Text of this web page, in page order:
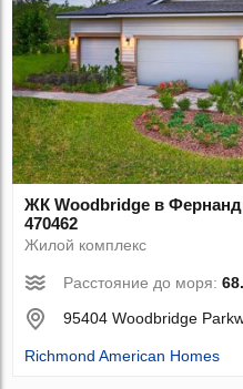
ЖК Woodbridge в
470462
Жилой комплекс
Расстояние до моря:
95404 Woodbridge
Richmond American Homes